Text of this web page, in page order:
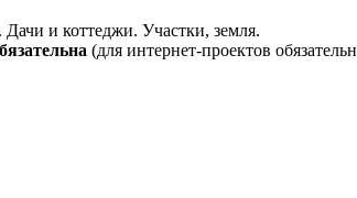
и коттеджи. Участки, земля.
(для интернет-проектов